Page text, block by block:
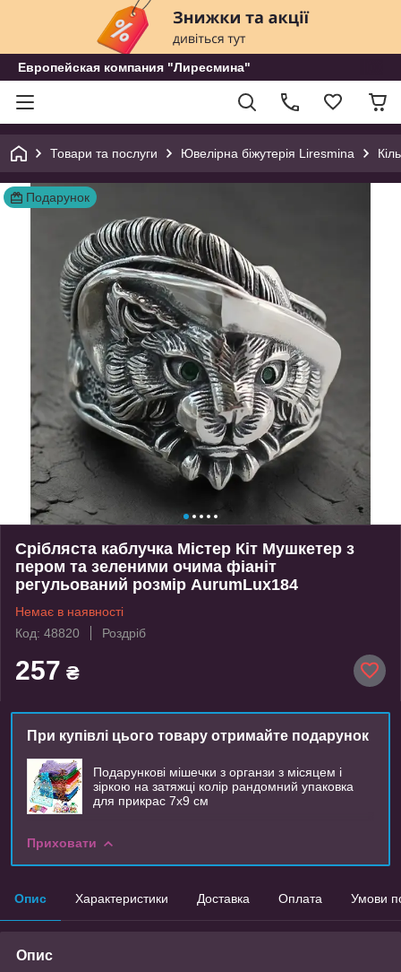
Европейская компания "Лиресмина"
Товари та послуги Ювелірна біжутерія Liresmina
Подарунок
Срібляста каблучка Містер Кіт Мушкетер з
пером та зеленими очима фіаніт
регульований розмір AurumLux184
Немає в наявності
Код: 48820
Роздріб
257 ₴
При купівлі цього товару отримайте подарунок
Подарункові мішечки з органзи з місяцем і
зіркою на затяжці колір рандомний упаковка
для прикрас 7х9 см
Приховати
Опис Характеристики Доставка Оплата Умови
Опис